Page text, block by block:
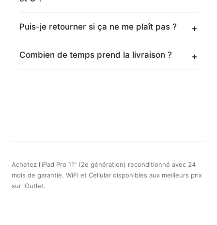
Puis-je retourner si ça ne me plaît pas ?
Combien de temps prend la livraison ?
Achetez l'iPad Pro 11" (2e génération) reconditionné avec 24
mois de garantie. WiFi et Cellular disponibles aux meilleurs prix
sur iOutlet.